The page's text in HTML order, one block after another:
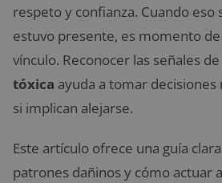
respeto y confianza. Cuando eso
estuvo presente, es momento
vínculo. Reconocer las señales
tóxica ayuda a tomar decisiones
si implican alejarse.
Este artículo ofrece una guía
patrones dañinos y cómo actuar